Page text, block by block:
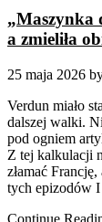
„Maszynka
a zmieliła
25 maja 2026
Verdun miało
dalszej walki.
pod ogniem
Z tej kalkulacji
złamać
tych